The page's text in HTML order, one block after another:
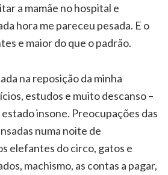
a mamãe no hospital e
hora me pareceu pesada. E o
e maior do que o padrão.
na reposição da minha
estudos e muito descanso –
insone. Preocupações das
numa noite de
elefantes do circo, gatos e
machismo, as contas a pagar,